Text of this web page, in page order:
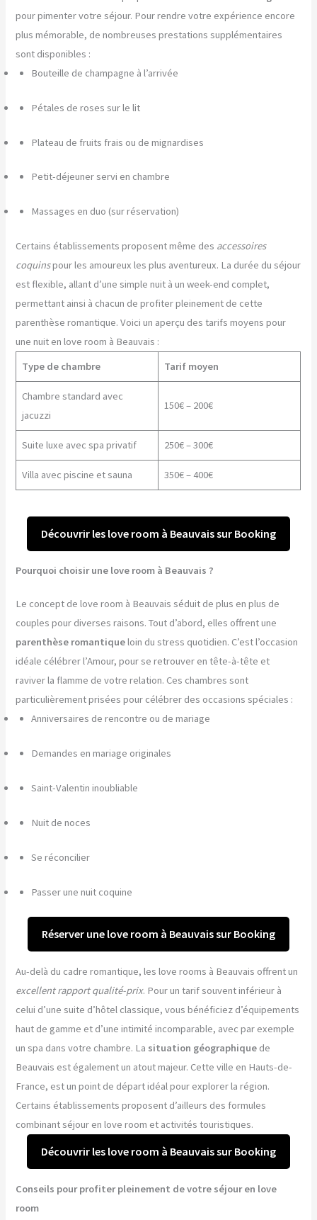
pour pimenter votre séjour. Pour rendre votre expérience encore
plus mémorable, de nombreuses prestations supplémentaires
sont disponibles :
Bouteille de champagne à l’arrivée
Pétales de roses sur le lit
Plateau de fruits frais ou de mignardises
Petit-déjeuner servi en chambre
Massages en duo (sur réservation)
Certains établissements proposent même des accessoires
coquinspour les amoureux les plus aventureux. La durée du séjour
est flexible, allant d’une simple nuit à un week-end complet,
permettant ainsi à chacun de profiter pleinement de cette
parenthèse romantique. Voici un aperçu des tarifs moyens pour
une nuit en love room à Beauvais :
Type de chambre
Tarif moyen
Chambre standard avec
jacuzzi
150€ – 200€
Suite luxe avec spa privatif 250€ – 300€
Villa avec piscine et sauna 350€ – 400€
Découvrir les love room à Beauvais sur Booking
Pourquoi choisir une love room à Beauvais ?
Le concept de love room à Beauvais séduit de plus en plus de
couples pour diverses raisons. Tout d’abord, elles offrent une
parenthèse romantiqueloin du stress quotidien. C’est l’occasion
idéale célébrer l’Amour, pour se retrouver en tête-à-tête et
raviver la flamme de votre relation. Ces chambres sont
particulièrement prisées pour célébrer des occasions spéciales :
Anniversaires de rencontre ou de mariage
Demandes en mariage originales
Saint-Valentin inoubliable
Nuit de noces
Se réconcilier
Passer une nuit coquine
Réserver une love room à Beauvais sur Booking
Au-delà du cadre romantique, les love rooms à Beauvais offrent un
excellent rapport qualité-prix. Pour un tarif souvent inférieur à
celui d’une suite d’hôtel classique, vous bénéficiez d’équipements
haut de gamme et d’une intimité incomparable, avec par exemple
un spa dans votre chambre. La situation géographique de
Beauvais est également un atout majeur. Cette ville en Hauts-de-
France, est un point de départ idéal pour explorer la région.
Certains établissements proposent d’ailleurs des formules
combinant séjour en love room et activités touristiques.
Découvrir les love room à Beauvais sur Booking
Conseils pour profiter pleinement de votre séjour en love
room